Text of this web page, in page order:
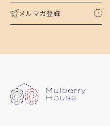
メルマガ登録